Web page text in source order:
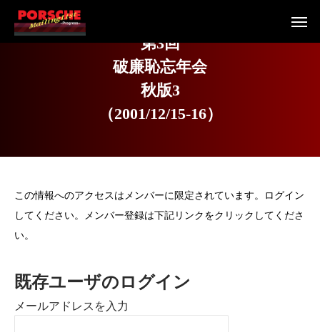
第3回
破廉恥忘年会
秋版3
（2001/12/15-16）
この情報へのアクセスはメンバーに限定されています。ログイン
してください。メンバー登録は下記リンクをクリックしてくださ
い。
既存ユーザのログイン
メールアドレスを入力